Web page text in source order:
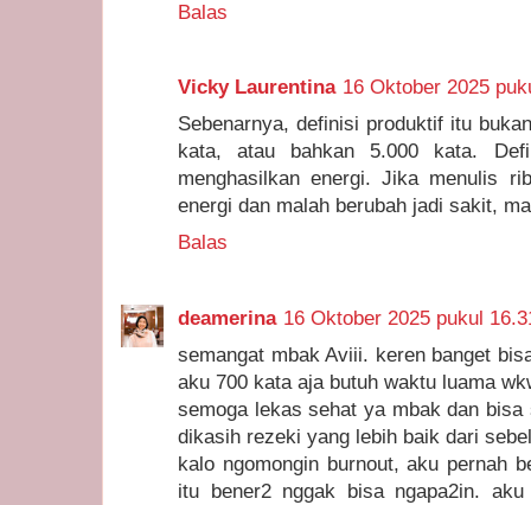
Balas
Vicky Laurentina 16 Oktober 2025
Sebenarnya, definisi produktif itu
kata, atau bahkan 5.000 kata.
menghasilkan energi. Jika menulis
energi dan malah berubah jadi sakit,
Balas
deamerina 16 Oktober 2025 pukul
semangat mbak Aviii. keren banget
aku 700 kata aja butuh waktu luama
semoga lekas sehat ya mbak dan
dikasih rezeki yang lebih baik dari
kalo ngomongin burnout, aku pernah
itu bener2 nggak bisa ngapa2in.